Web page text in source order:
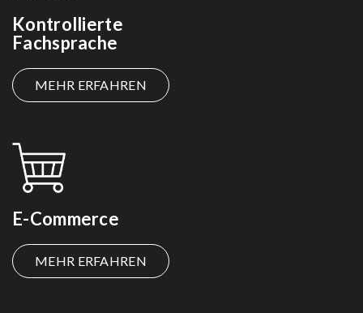
Kontrollierte
Fachsprache
MEHR ERFAHREN
E-Commerce
MEHR ERFAHREN